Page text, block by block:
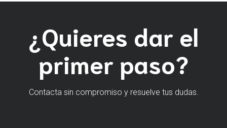
¿Quieres dar el
primer paso?
Contacta sin compromiso y resuelve tus dudas.